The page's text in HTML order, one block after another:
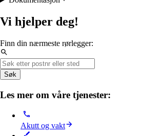
Vi hjelper deg!
Finn din nærmeste rørlegger:
Søk
Les mer om våre tjenester:
Akutt og vakt